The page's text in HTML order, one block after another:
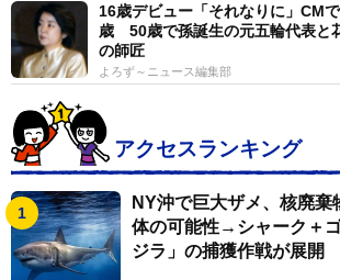
16歳デビュー「それなりに」CM
歳 50歳で孫誕生の元五輪代表
の師匠
よろず～ニュース編集部
アクセスランキング
NY沖で巨大ザメ、核廃棄
体の可能性→シャーク＋
ジラ」の捕獲作戦が展開